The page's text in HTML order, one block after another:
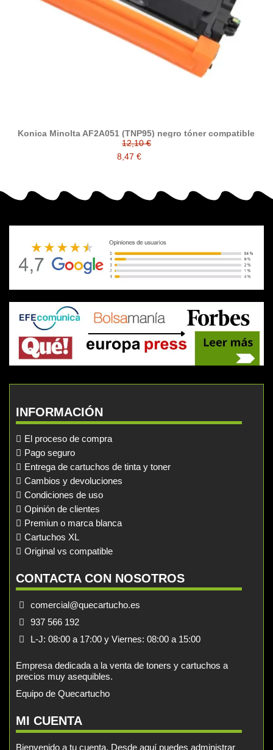
Konica Minolta AF2A051 (TNP95) negro tóner compatible
12,10 €
8,47 €
INFORMACIÓN
El proceso de compra
Pago seguro
Entrega de cartuchos de tinta y toner
Cambios y devoluciones
Condiciones de uso
Opinión de clientes
Premiun o marca blanca
Cartuchos XL
Original vs compatible
CONTACTA CON NOSOTROS
comercial@quecartucho.es
937 566 192
L-J: 08:00 a 17:00 y Viernes: 08:00 a 15:00
Empresa dedicada a la venta de toners y cartuchos a
precios muy asequibles.
Equipo de Quecartucho
MI CUENTA
Bienvenido a tu cuenta. Desde aquí puedes administrar